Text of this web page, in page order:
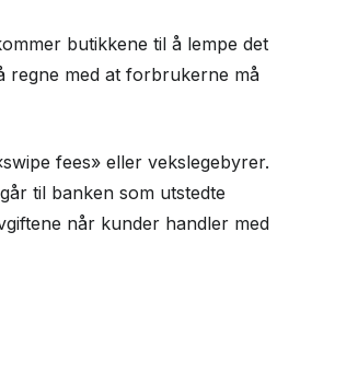
butikkene til å lempe det
regne med at forbrukerne må
fees» eller vekslegebyrer.
til banken som utstedte
når kunder handler med